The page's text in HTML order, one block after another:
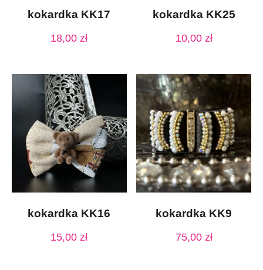
kokardka KK17
18,00zł
kokardka KK25
10,00 zł
kokardka KK16
15,00 zł
kokardka KK9
75,00 zł